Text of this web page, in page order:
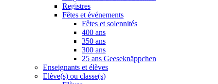
Registres
Fêtes et événements
Fêtes et solennités
400 ans
350 ans
300 ans
25 ans Geeseknäppchen
Enseignants et élèves
Elève(s) ou classe(s)